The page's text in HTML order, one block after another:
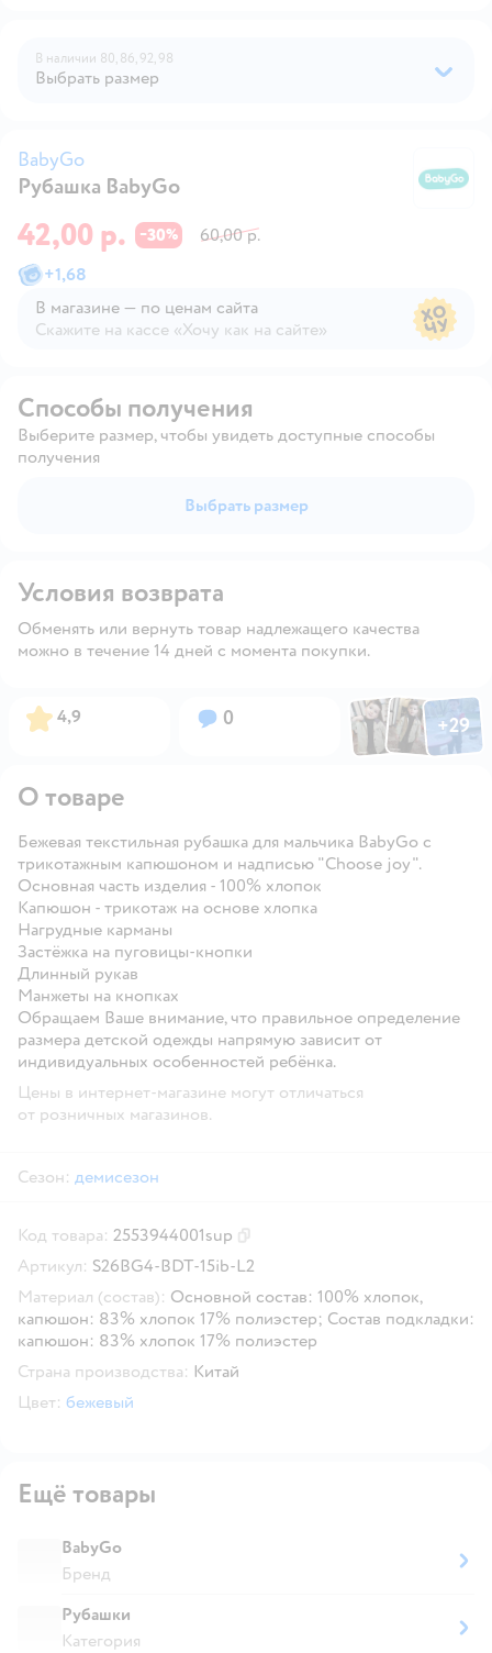
В наличии 80, 86, 92, 98
Выбрать размер
BabyGo
Рубашка BabyGo
42,00 р. −30%
60,00 р.
+1,68
В магазине — по ценам сайта
Скажите на кассе «Хочу как на сайте»
Способы получения
Выберите размер, чтобы увидеть доступные способы
получения
Выбрать размер
Условия возврата
Обменять или вернуть товар надлежащего качества
можно в течение 14 дней с момента покупки.
Рейтинг:
4,9 Вопросов:
0 ФотоФотоФото
+29
Открыть
О товаре
Бежевая текстильная рубашка для мальчика BabyGo с
трикотажным капюшоном и надписью "Choose joy".
Основная часть изделия - 100% хлопок
Капюшон - трикотаж на основе хлопка
Нагрудные карманы
Застёжка на пуговицы-кнопки
Длинный рукав
Манжеты на кнопках
Обращаем Ваше внимание, что правильное определение
размера детской одежды напрямую зависит от
индивидуальных особенностей ребёнка.
Цены в интернет-магазине могут отличаться
от розничных магазинов.
Сезон: демисезон
Код товара: 2553944001sup
Артикул: S26BG4-BDT-15ib-L2
Материал (состав): Основной состав: 100% хлопок,
капюшон: 83% хлопок 17% полиэстер; Состав подкладки:
капюшон: 83% хлопок 17% полиэстер
Страна производства: Китай
Цвет: бежевый
Ещё товары
BabyGo
Бренд
Рубашки
Категория